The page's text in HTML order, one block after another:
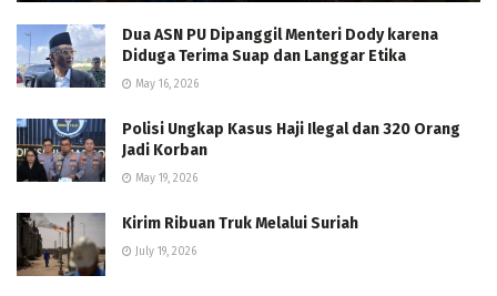
Dua ASN PU Dipanggil Menteri Dody karena
Diduga Terima Suap dan Langgar Etika
May 16, 2026
Polisi Ungkap Kasus Haji Ilegal dan 320 Orang
Jadi Korban
May 19, 2026
Kirim Ribuan Truk Melalui Suriah
July 19, 2026